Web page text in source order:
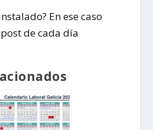
En ese caso
de cada día